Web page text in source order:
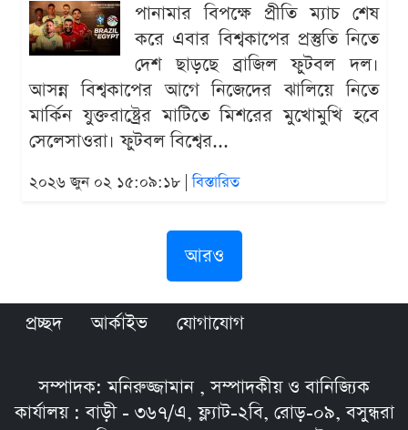
পানামার বিপক্ষে প্রীতি ম্যাচ শেষ
করে এবার বিশ্বকাপের প্রস্তুতি নিতে
দেশ ছাড়ছে ব্রাজিল ফুটবল দল।
আসন্ন বিশ্বকাপের আগে নিজেদের ঝালিয়ে নিতে
মার্কিন যুক্তরাষ্ট্রের মাটিতে মিশরের মুখোমুখি হবে
সেলেসাওরা। ফুটবল বিশ্বের...
২০২৬ জুন ০২ ১৫:০৯:১৮ |বিস্তারিত
আরও
প্রচ্ছদ আর্কাইভ যোগাযোগ
সম্পাদক: মনিরুজ্জামান , সম্পাদকীয় ও বানিজ্যিক
কার্যালয় : বাড়ী - ৩৬৭/এ, ফ্ল্যাট-২বি, রোড়-০৯, বসুন্ধরা